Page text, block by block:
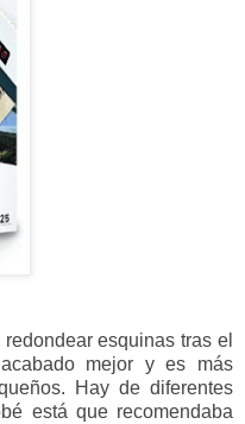
esquinas tras el
mejor y es más
Hay de diferentes
está que recomendaba